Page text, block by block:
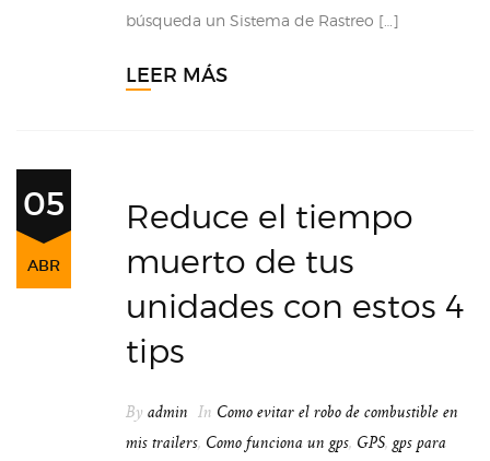
búsqueda un Sistema de Rastreo […]
LEER MÁS
05
ABR
Reduce el tiempo
muerto de tus
unidades con estos 4
tips
By admin In Como evitar el robo de combustible en
mis trailers, Como funciona un gps, GPS, gps para